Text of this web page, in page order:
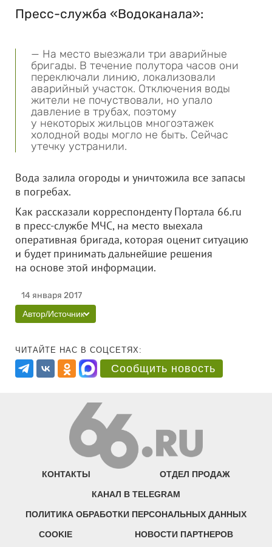
Пресс-служба «Водоканала»:
— На место выезжали три аварийные
бригады. В течение полутора часов они
переключали линию, локализовали
аварийный участок. Отключения воды
жители не почуствовали, но упало
давление в трубах, поэтому
у некоторых жильцов многоэтажек
холодной воды могло не быть. Сейчас
утечку устранили.
Вода залила огороды и уничтожила все запасы
в погребах.
Как рассказали корреспонденту Портала 66.ru
в пресс-службе МЧС, на место выехала
оперативная бригада, которая оценит ситуацию
и будет принимать дальнейшие решения
на основе этой информации.
14 января 2017
Автор/Источник
ЧИТАЙТЕ НАС В СОЦСЕТЯХ:
Сообщить новость
КОНТАКТЫ ОТДЕЛ ПРОДАЖ
КАНАЛ В TELEGRAM
ПОЛИТИКА ОБРАБОТКИ ПЕРСОНАЛЬНЫХ ДАННЫХ
COOKIE НОВОСТИ ПАРТНЕРОВ